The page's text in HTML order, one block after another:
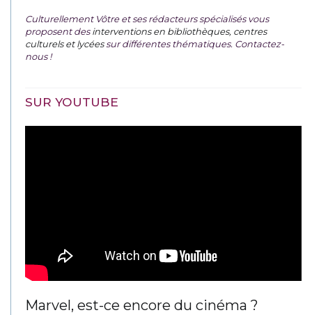
Culturellement Vôtre et ses rédacteurs spécialisés vous
proposent desinterventions en bibliothèques, centres
culturels et lycéessur différentes thématiques. Contactez-
nous !
SUR YOUTUBE
Marvel, est-ce encore du cinéma ?